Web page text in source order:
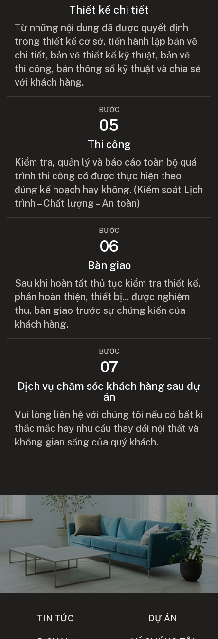
Thiết kế chi tiết
Từ những nội dung đã được quyết định
trong thiết kế cơ sở, tiến hành lập bản vẽ
chi tiết, bản vẽ thiết kế kỹ thuật, bản vẽ
thi công, bản thông số kỹ thuật và chia sẻ
với khách hàng.
BƯỚC
05
Thi công
Kiểm tra, quản lý và báo cáo toàn bộ quá
trình thi công có được thực hiện theo
đúng kế hoạch hay không. (Kiểm soát Lịch
trình – Chất lượng – An toàn)
BƯỚC
06
Bàn giao
Sau khi hoàn tất thủ tục kiểm tra thiết kế,
phần hoàn thiện, thiết bị... được nghiệm
thu, bàn giao trước sự chứng kiến của
khách hàng.
BƯỚC
07
Dịch vụ chăm sóc khách hàng sau dự
án
Vui lòng liên hệ với chúng tôi nếu có bất kì
thắc mắc hay nhu cầu thay đổi nội thất và
không gian sống của quý khách.
TIN TỨC DỰ ÁN